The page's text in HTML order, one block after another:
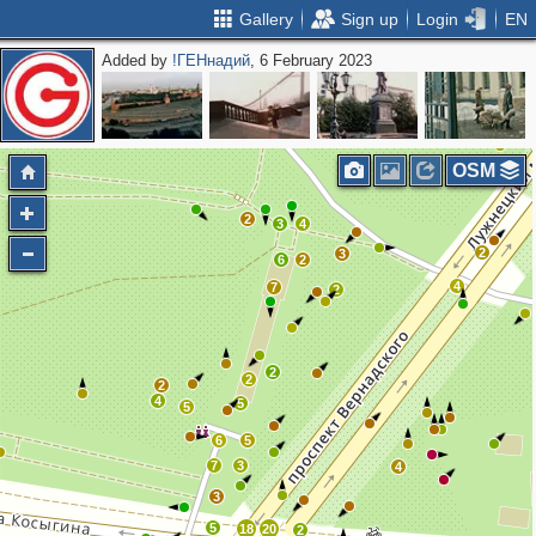
Gallery Sign up Login EN
Added by !ГЕНнадий, 6 February 2023
2
4
2
7
2
2 3 4
2
6 3
2 4
2
4
2
2
5
3
7
6 5
5
3
18
5
2
20
OSM